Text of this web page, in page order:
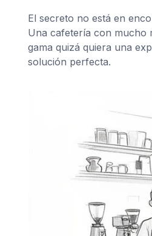
El secreto no está en
Una cafetería con mucho
gama quizá quiera una
solución perfecta.